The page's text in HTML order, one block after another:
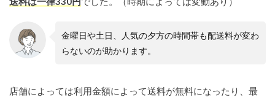
金曜日や土日、人気の夕方の時間帯も配送料が変わ
らないのが助かります。
店舗によっては利用金額によって送料が無料になったり、最